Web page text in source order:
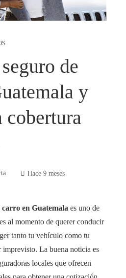
de
y
cobertura
Hace 9 meses
en Guatemala es uno de
al momento de querer conducir
tanto tu vehículo como tu
imprevisto. La buena noticia es
locales que ofrecen